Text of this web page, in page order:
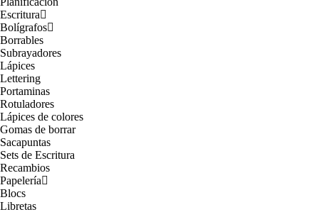
Escritura
Bolígrafos
Borrables
Subrayadores
Lápices
Lettering
Portaminas
Rotuladores
Lápices de colores
Gomas de borrar
Sacapuntas
Sets de Escritura
Recambios
Papelería
Blocs
Libretas